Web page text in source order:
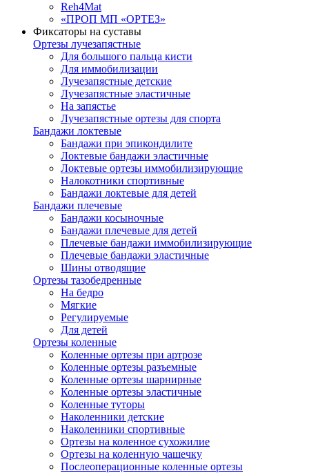
Reh4Mat
«ПРОП МП «ОРТЕЗ»
Фиксаторы на суставы
Ортезы лучезапястные
Для большого пальца кисти
Для иммобилизации
Лучезапястные детские
Лучезапястные эластичные
На запястье
Лучезапястные ортезы для спорта
Бандажи локтевые
Бандажи при эпикондилите
Локтевые бандажи эластичные
Локтевые ортезы иммобилизирующие
Налокотники спортивные
Бандажи локтевые для детей
Бандажи плечевые
Бандажи косыночные
Бандажи плечевые для детей
Плечевые бандажи иммобилизирующие
Плечевые бандажи эластичные
Шины отводящие
Ортезы тазобедренные
На бедро
Мягкие
Регулируемые
Для детей
Ортезы коленные
Коленные ортезы при артрозе
Коленные ортезы разъемные
Коленные ортезы шарнирные
Коленные ортезы эластичные
Коленные туторы
Наколенники детские
Наколенники спортивные
Ортезы на коленное сухожилие
Ортезы на коленную чашечку
Послеоперационные коленные ортезы